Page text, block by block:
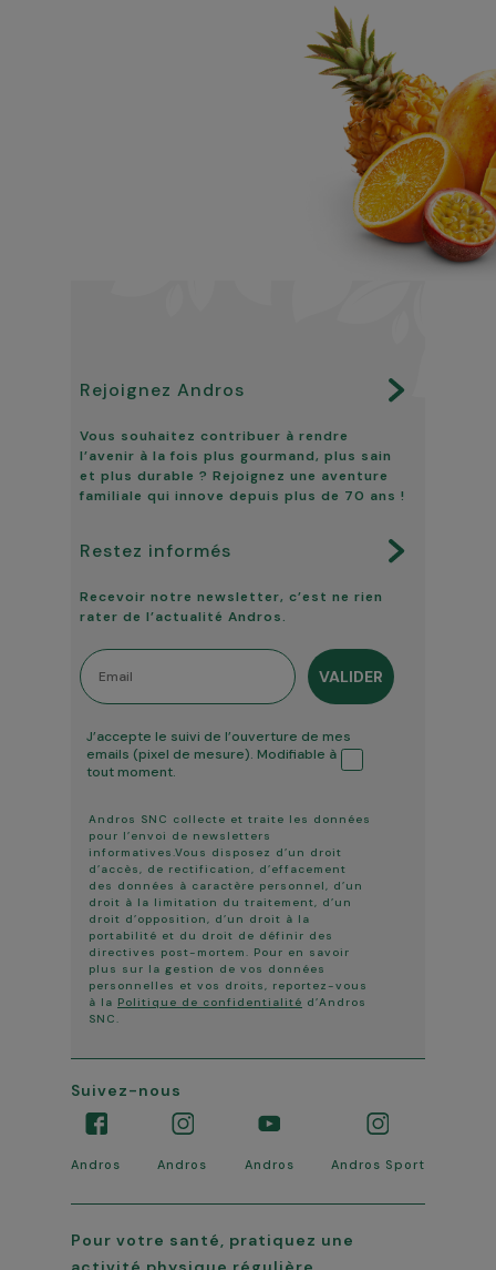
Rejoignez Andros
Vous souhaitez contribuer à rendre
l’avenir à la fois plus gourmand, plus sain
et plus durable ? Rejoignez une aventure
familiale qui innove depuis plus de 70 ans !
Restez informés
Recevoir notre newsletter, c’est ne rien
rater de l’actualité Andros.
Email
VALIDER
Tracking ouverture
J’accepte le suivi de l’ouverture de mes
emails (pixel de mesure). Modifiable à
tout moment.
Andros SNC collecte et traite les données
pour l’envoi de newsletters
informatives.Vous disposez d’un droit
d’accès, de rectification, d’effacement
des données à caractère personnel, d’un
droit à la limitation du traitement, d’un
droit d’opposition, d’un droit à la
portabilité et du droit de définir des
directives post-mortem. Pour en savoir
plus sur la gestion de vos données
personnelles et vos droits, reportez-vous
à la Politique de confidentialité d’Andros
SNC.
Suivez-nous
Andros Andros Andros Andros Sport
Pour votre santé, pratiquez une